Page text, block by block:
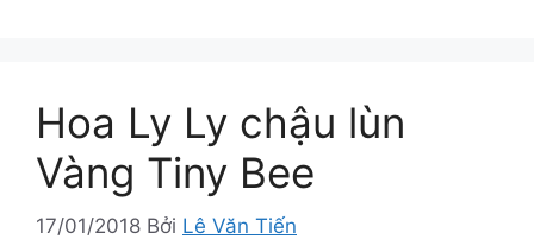
Hoa Ly Ly chậu lùn
Vàng Tiny Bee
17/01/2018 Bởi Lê Văn Tiến